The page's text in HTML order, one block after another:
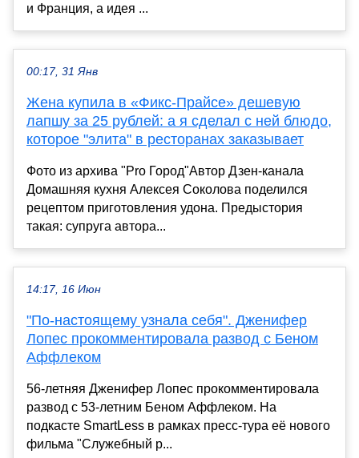
и Франция, а идея ...
00:17, 31 Янв
Жена купила в «Фикс-Прайсе» дешевую
лапшу за 25 рублей: а я сделал с ней блюдо,
которое "элита" в ресторанах заказывает
Фото из архива "Pro Город"Автор Дзен-канала
Домашняя кухня Алексея Соколова поделился
рецептом приготовления удона. Предыстория
такая: супруга автора...
14:17, 16 Июн
"По-настоящему узнала себя". Дженифер
Лопес прокомментировала развод с Беном
Аффлеком
56-летняя Дженифер Лопес прокомментировала
развод с 53-летним Беном Аффлеком. На
подкасте SmartLess в рамках пресс-тура её нового
фильма "Служебный р...